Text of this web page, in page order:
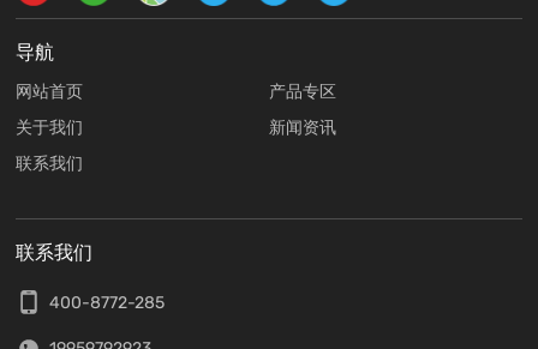
导航
网站首页
产品专区
关于我们
新闻资讯
联系我们
联系我们
400-8772-285